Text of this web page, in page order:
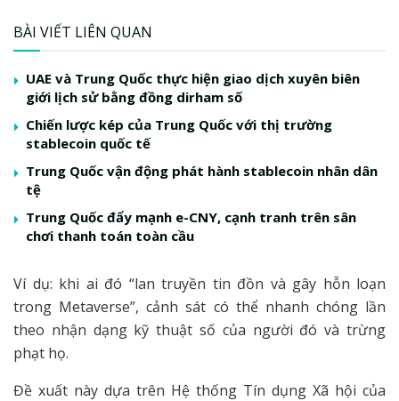
BÀI VIẾT LIÊN QUAN
UAE và Trung Quốc thực hiện giao dịch xuyên biên
giới lịch sử bằng đồng dirham số
Chiến lược kép của Trung Quốc với thị trường
stablecoin quốc tế
Trung Quốc vận động phát hành stablecoin nhân dân
tệ
Trung Quốc đẩy mạnh e-CNY, cạnh tranh trên sân
chơi thanh toán toàn cầu
Ví dụ: khi ai đó “lan truyền tin đồn và gây hỗn loạn
trong Metaverse”, cảnh sát có thể nhanh chóng lần
theo nhận dạng kỹ thuật số của người đó và trừng
phạt họ.
Đề xuất này dựa trên Hệ thống Tín dụng Xã hội của